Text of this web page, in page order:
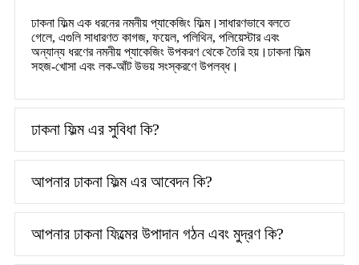
ঢাকনা ফিল্ম এক ধরনের নমনীয় প্যাকেজিং ফিল্ম।সাধারণভাবে বলতে
গেলে, এগুলি সাধারণত কাগজ, ফয়েল, পলিথিন, পলিয়েস্টার এবং
অন্যান্য ধরণের নমনীয় প্যাকেজিং উপকরণ থেকে তৈরি হয়।ঢাকনা ফিল্ম
সহজ-খোসা এবং লক-আঁট উভয় সংস্করণে উপলব্ধ।
ঢাকনা ফিল্ম এর সুবিধা কি?
আপনার ঢাকনা ফিল্ম এর আবেদন কি?
আপনার ঢাকনা ফিল্মের উপাদান গঠন এবং মুদ্রণ কি?